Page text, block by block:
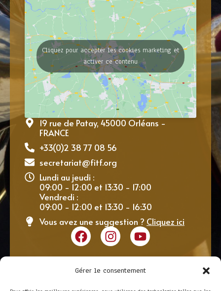
Gérer le consentement
Cliquez pour accepter les cookies marketing et
activer ce contenu
19 rue de Patay, 45000 Orléans -
FRANCE
+33(0)2 38 77 08 56
secretariat@fitf.org
Lundi au jeudi :
09:00 - 12:00 et 13:30 - 17:00
Vendredi :
09:00 - 12:00 et 13:30 - 16:30
Vous avez une suggestion ? Cliquez ici